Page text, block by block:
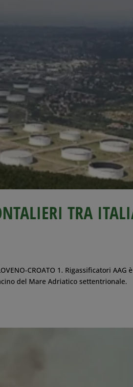
TRA
CROATO 1. Rigassificatori AAG è
del Mare Adriatico settentrionale.